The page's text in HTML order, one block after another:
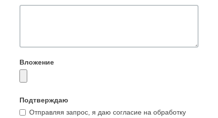
Вложение
Подтверждаю
Отправляя запрос, я даю согласие на обработку